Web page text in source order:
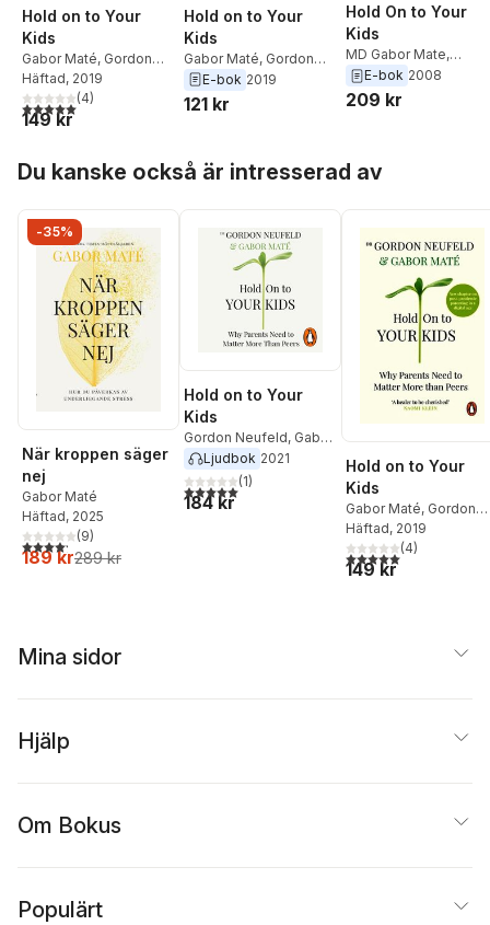
Hold on to Your
Kids
Gabor Maté, Gordon
Neufeld
Häftad, 2019
5,0utav 5 stjärnor. Totalt antal röster:
(4)
149 kr
Hold on to Your
Kids
Gabor Maté, Gordon
Neufeld
E-bok 2019
121 kr
Hold On to Your
Kids
MD Gabor Mate,
Gordon Neufeld
E-bok 2008
209 kr
Du kanske också är intresserad av
-35%
När kroppen säger
nej
Gabor Maté
Häftad, 2025
4,2utav 5 stjärnor. Totalt antal röster:
(9)
189 kr289 kr
Hold on to Your
Kids
Gordon Neufeld, Gabor
MateLjudbok 2021
5,0utav 5 stjärnor. Totalt antal röster:
(1)
184 kr
Hold on to Your
Kids
Gabor Maté, Gordon
Neufeld
Häftad, 2019
5,0utav 5 stjärnor.
(4)
149 kr
Mina sidor
Hjälp
Om Bokus
Populärt